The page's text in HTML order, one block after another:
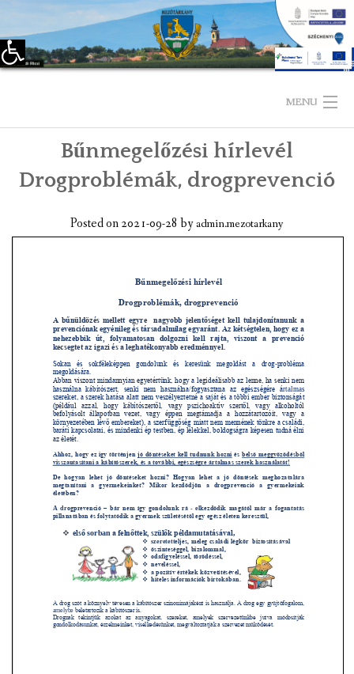
Eszköztár megnyitása
MENU
KEZDŐLAP
TELEPÜLÉSÜNKRŐL
LÁTNIVALÓK
ÖNKORMÁNYZAT
KÉPVISELŐ-TESTÜLET
VÁLASZTÁSI INFORMÁCIÓK
NEMZETISÉGI ÖNKORMÁNYZAT
TÁRSULÁS
PÁLYÁZATOK
HIRDETMÉNYEK
ÓVODA ÉS MINI BÖLCSŐDE
Bűnmegelőzési hírlevél
Drogproblémák, drogprevenció
Posted on2021-09-28 byadmin.mezotarkany